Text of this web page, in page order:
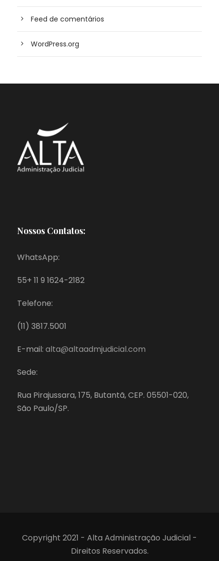
Feed de comentários
WordPress.org
Nossos Contatos:
WhatsApp:
55+ 11 9 1624-2182
Telefone:
(11) 3817.5001
E-mail: alta@altaadmjudicial.com
Sede:
Rua Pirajussara, 175, Butantã, CEP. 05501-020,
São Paulo/SP.
Copyright 2021 - Alta Administração Judicial -
Direitos Reservados.